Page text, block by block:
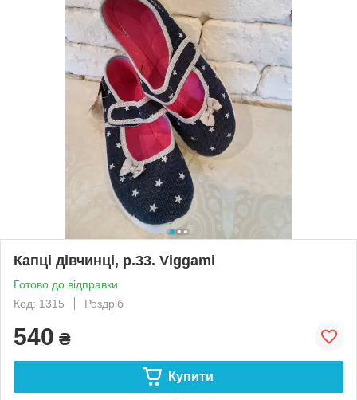
Капці дівчинці, р.33. Viggami
Готово до відправки
Код: 1315
Роздріб
540 ₴
Купити